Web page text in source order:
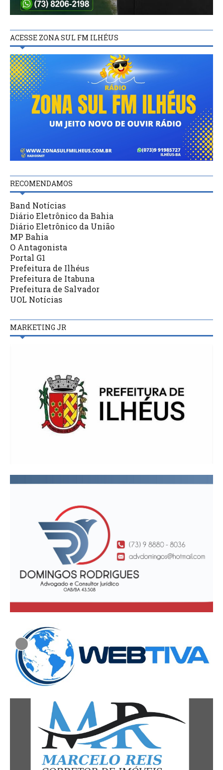
ACESSE ZONA SUL FM ILHÉUS
RECOMENDAMOS
Band Notícias
Diário Eletrônico da Bahia
Diário Eletrônico da União
MP Bahia
O Antagonista
Portal G1
Prefeitura de Ilhéus
Prefeitura de Itabuna
Prefeitura de Salvador
UOL Notícias
MARKETING JR